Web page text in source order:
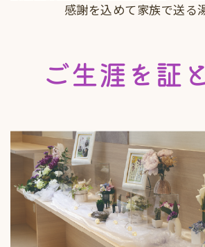
感謝を込めて家族で送る
ご生涯を証